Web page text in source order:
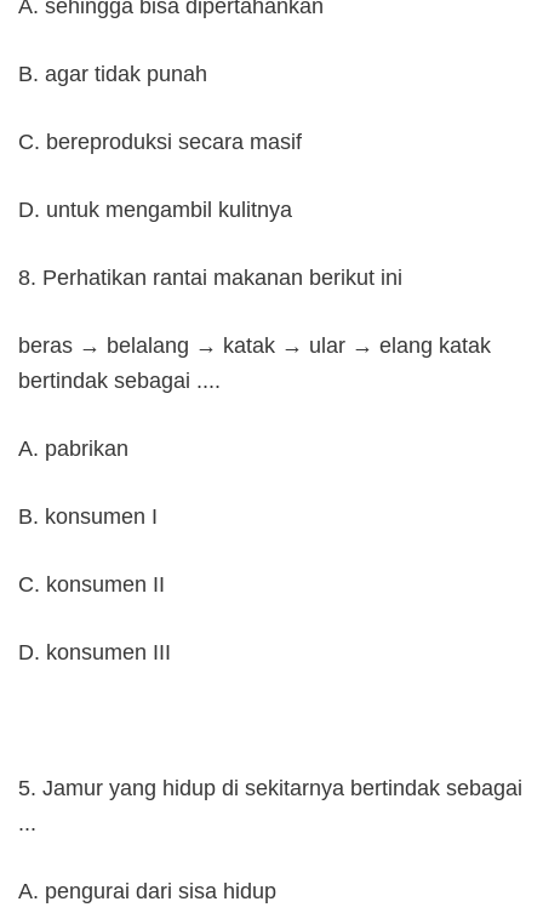
A. sehingga bisa dipertahankan
B. agar tidak punah
C. bereproduksi secara masif
D. untuk mengambil kulitnya
8. Perhatikan rantai makanan berikut ini
beras → belalang → katak → ular → elang katak
bertindak sebagai ....
A. pabrikan
B. konsumen I
C. konsumen II
D. konsumen III
5. Jamur yang hidup di sekitarnya bertindak sebagai
...
A. pengurai dari sisa hidup